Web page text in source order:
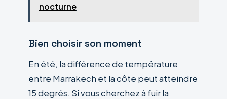
nocturne
Bien choisir son moment
En été, la différence de température
entre Marrakech et la côte peut atteindre
15 degrés. Si vous cherchez à fuir la